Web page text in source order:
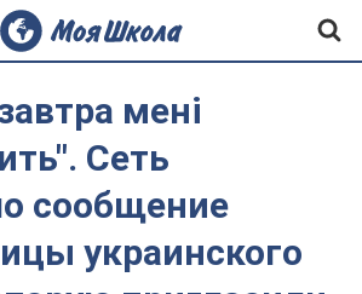
мені
Сеть
сообщение
украинского